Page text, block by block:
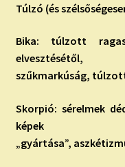
Túlzó (és
Bika: túlzott
elvesztésétől,
szűkmarkúság,
Skorpió: sérelmek
képek
„gyártása”,